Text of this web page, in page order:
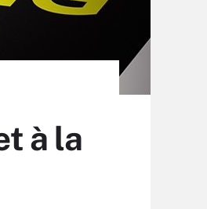
à la